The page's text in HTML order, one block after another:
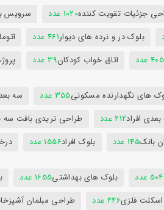
جزئیات تقویت کننده1020 عدد سرویس
بلوک در و نرده های دیوار461 عدد
405 عدد اتاق خواب کودکان39 عدد
های نگهدارنده مسکونی355 عدد سه
افراد212 عدد طراحی تریدی بافت سه
بانک145 عدد بلوک افراد1556 عدد
504 عدد بلوک های بهداشتی1655 عدد
فلزی446 عدد طراحی مبلمان